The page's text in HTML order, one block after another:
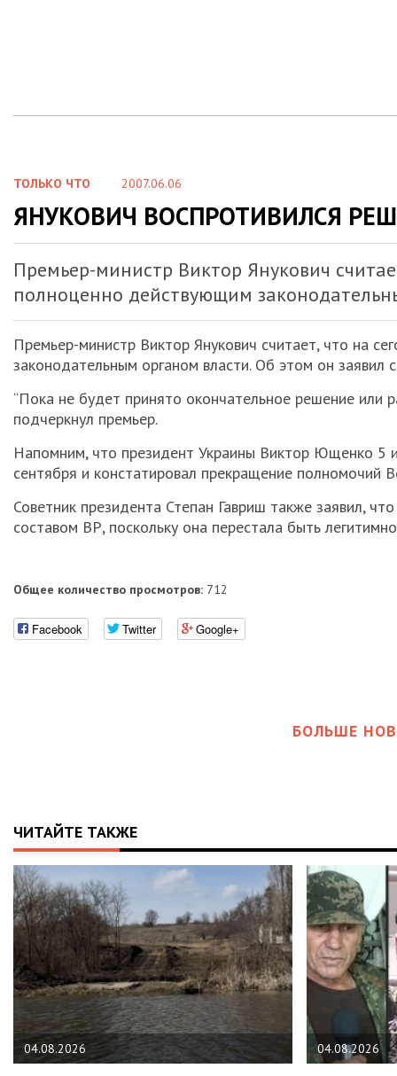
ТОЛЬКО ЧТО 2007.06.06
ЯНУКОВИЧ ВОСПРОТИВИЛСЯ
Премьер-министр Виктор Янукович
полноценно действующим
Премьер-министр Виктор Янукович считает, что на
законодательным органом власти. Об этом он заявил
“Пока не будет принято окончательное решение или
подчеркнул премьер.
Напомним, что президент Украины Виктор Ющенко 5
сентября и констатировал прекращение полномочий
Советник президента Степан Гавриш также заявил,
составом ВР, поскольку она перестала быть
Общее количество просмотров: 712
Facebook Twitter Google+
БОЛЬШЕ
ЧИТАЙТЕ ТАКЖЕ
04.08.2026 04.08.2026